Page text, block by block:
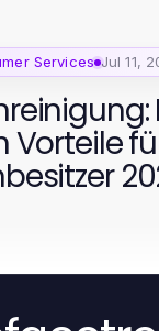
Services Jul 11,
Vorteile